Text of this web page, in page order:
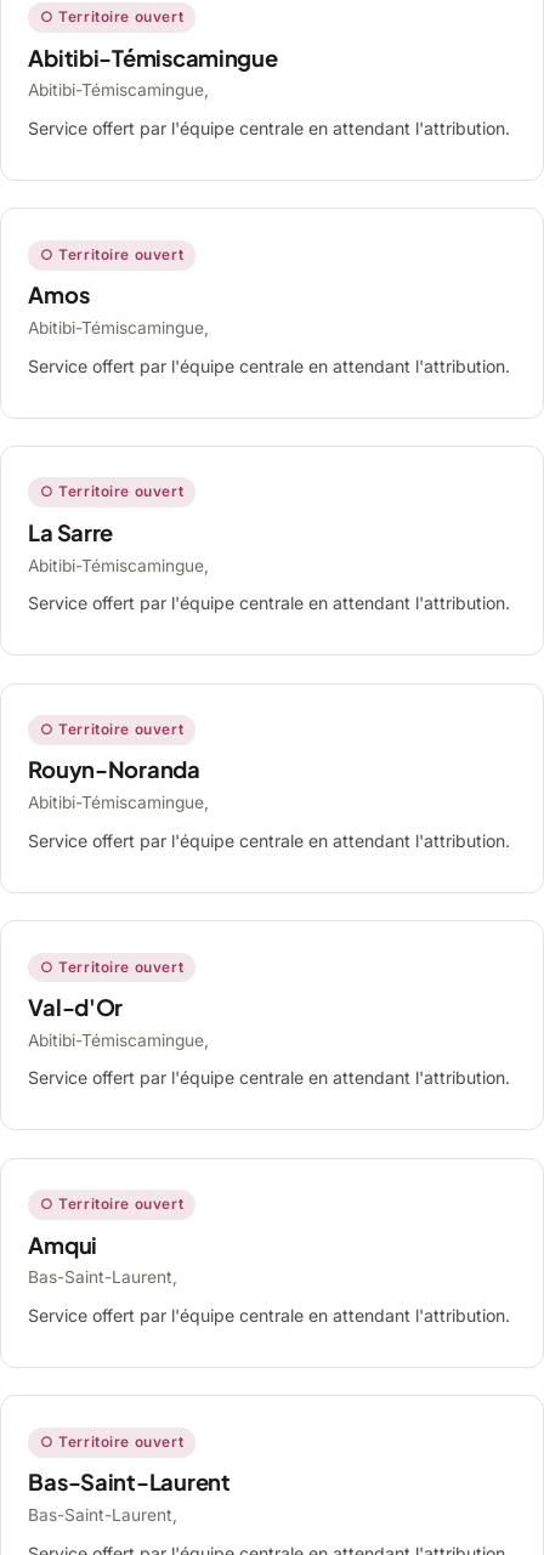
○ Territoire ouvert
Abitibi-Témiscamingue
Abitibi-Témiscamingue,
Service offert par l'équipe centrale en attendant l'attribution.
○ Territoire ouvert
Amos
Abitibi-Témiscamingue,
Service offert par l'équipe centrale en attendant l'attribution.
○ Territoire ouvert
La Sarre
Abitibi-Témiscamingue,
Service offert par l'équipe centrale en attendant l'attribution.
○ Territoire ouvert
Rouyn-Noranda
Abitibi-Témiscamingue,
Service offert par l'équipe centrale en attendant l'attribution.
○ Territoire ouvert
Val-d'Or
Abitibi-Témiscamingue,
Service offert par l'équipe centrale en attendant l'attribution.
○ Territoire ouvert
Amqui
Bas-Saint-Laurent,
Service offert par l'équipe centrale en attendant l'attribution.
○ Territoire ouvert
Bas-Saint-Laurent
Bas-Saint-Laurent,